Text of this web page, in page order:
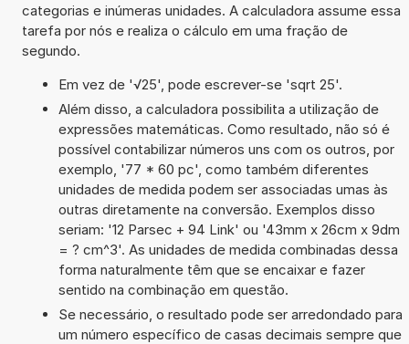
categorias e inúmeras unidades. A calculadora assume essa
tarefa por nós e realiza o cálculo em uma fração de
segundo.
Em vez de '√25', pode escrever-se 'sqrt 25'.
Além disso, a calculadora possibilita a utilização de
expressões matemáticas. Como resultado, não só é
possível contabilizar números uns com os outros, por
exemplo, '77 * 60 pc', como também diferentes
unidades de medida podem ser associadas umas às
outras diretamente na conversão. Exemplos disso
seriam: '12 Parsec + 94 Link' ou '43mm x 26cm x 9dm
= ? cm^3'. As unidades de medida combinadas dessa
forma naturalmente têm que se encaixar e fazer
sentido na combinação em questão.
Se necessário, o resultado pode ser arredondado para
um número específico de casas decimais sempre que